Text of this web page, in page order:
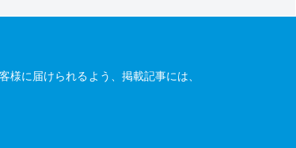
に届けられるよう、掲載記事には、